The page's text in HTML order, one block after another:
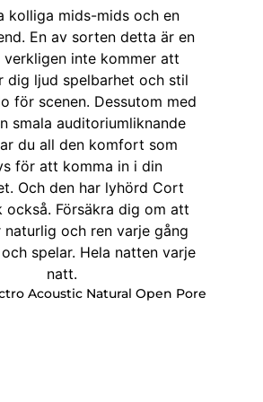
Acoustic Natural Open Pore